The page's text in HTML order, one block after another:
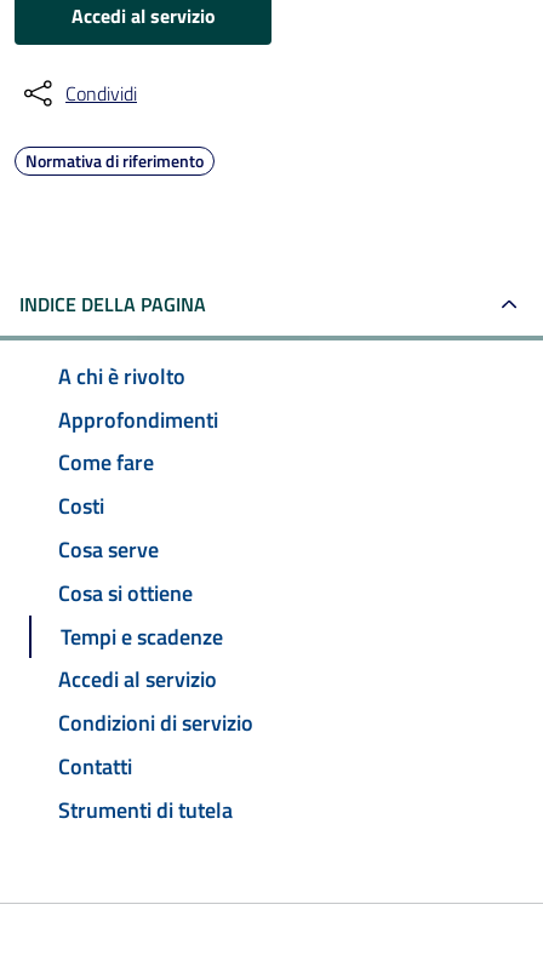
Accedi al servizio
Condividi
Normativa di riferimento
INDICE DELLA PAGINA
A chi è rivolto
Approfondimenti
Come fare
Costi
Cosa serve
Cosa si ottiene
Tempi e scadenze
Accedi al servizio
Condizioni di servizio
Contatti
Strumenti di tutela